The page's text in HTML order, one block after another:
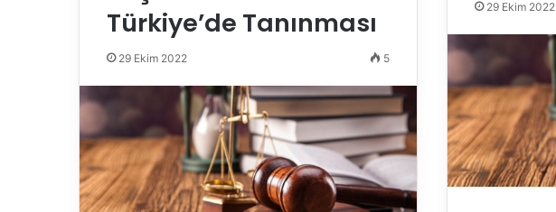
29 Ekim 2022
Türkiye’de Tanınması
29 Ekim 2022 5